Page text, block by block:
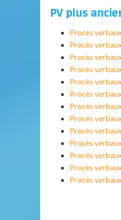
PV plus
Procès
Procès
Procès
Procès
Procès
Procès
Procès
Procès
Procès
Procès
Procès
Procès
Procès